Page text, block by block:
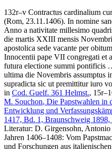
132r–v Contractus cardinalium
(Rom, 23.11.1406). In nomine
Anno a nativitate millesimo
die martis XXIII mensis
apostolica sede vacante per
Innocentii pape VII congregati et
futura electione summi pontificis
ultima die Novembris assumptus
supradicta sic ut premittitur iuro
in Cod. Guelf. 361 Helmst.,
M. Souchon, Die Papstwahlen in
Entwicklung und
1417, Bd. 1, Braunschweig
Literatur: D. Girgensohn,
Jahren 1406–1408: Vom
und Forschungen aus